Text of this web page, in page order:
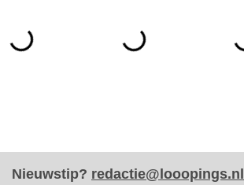
Nieuwstip? redactie@looopings.nl